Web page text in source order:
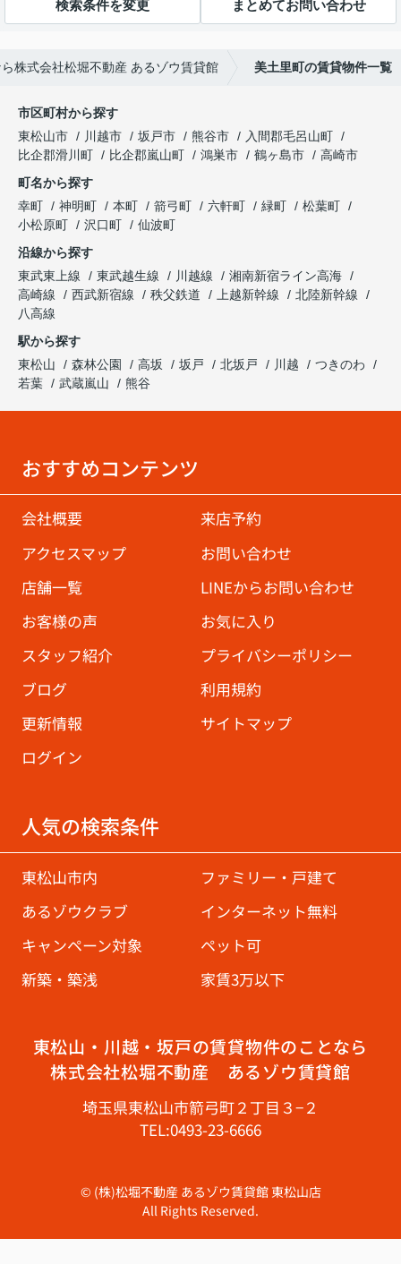
検索条件を変更 まとめてお問い合わせ
株式会社松堀不動産 あるゾウ賃貸館 美土里町の賃貸物件一覧
市区町村から探す
東松山市
川越市 坂戸市 熊谷市
入間郡毛呂山町
比企郡滑川町
比企郡嵐山町 鴻巣市 鶴ヶ島市
高崎市
町名から探す
幸町
神明町 本町 箭弓町 六軒町 緑町
松葉町
小松原町
沢口町
仙波町
沿線から探す
東武東上線
東武越生線 川越線
湘南新宿ライン高海
高崎線
西武新宿線 秩父鉄道 上越新幹線
北陸新幹線
八高線
駅から探す
東松山
森林公園 高坂 坂戸 北坂戸 川越
つきのわ
若葉
武蔵嵐山 熊谷
おすすめコンテンツ
会社概要
来店予約
アクセスマップ
お問い合わせ
店舗一覧
LINEからお問い合わせ
お客様の声
お気に入り
スタッフ紹介
プライバシーポリシー
ブログ
利用規約
更新情報
サイトマップ
ログイン
人気の検索条件
東松山市内
ファミリー・戸建て
あるゾウクラブ
インターネット無料
キャンペーン対象
ペット可
新築・築浅
家賃3万以下
東松山・川越・坂戸の賃貸物件のことなら
株式会社松堀不動産 あるゾウ賃貸館
埼玉県東松山市箭弓町２丁目３−２
TEL:0493-23-6666
© (株)松堀不動産 あるゾウ賃貸館 東松山店
All Rights Reserved.